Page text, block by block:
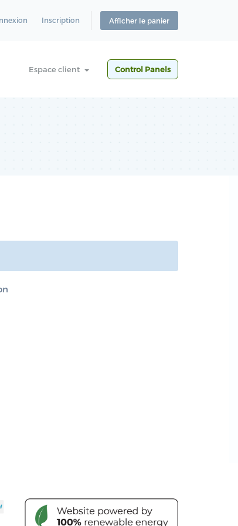
Inscription Afficher le panier
Espace client Control Panels